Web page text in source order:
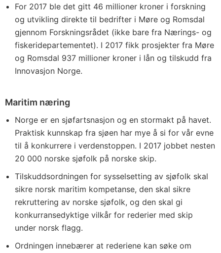
For 2017 ble det gitt 46 millioner kroner i forskning
og utvikling direkte til bedrifter i Møre og Romsdal
gjennom Forskningsrådet (ikke bare fra Nærings- og
fiskeridepartementet). I 2017 fikk prosjekter fra Møre
og Romsdal 937 millioner kroner i lån og tilskudd fra
Innovasjon Norge.
Maritim næring
Norge er en sjøfartsnasjon og en stormakt på havet.
Praktisk kunnskap fra sjøen har mye å si for vår evne
til å konkurrere i verdenstoppen. I 2017 jobbet nesten
20 000 norske sjøfolk på norske skip.
Tilskuddsordningen for sysselsetting av sjøfolk skal
sikre norsk maritim kompetanse, den skal sikre
rekruttering av norske sjøfolk, og den skal gi
konkurransedyktige vilkår for rederier med skip
under norsk flagg.
Ordningen innebærer at rederiene kan søke om